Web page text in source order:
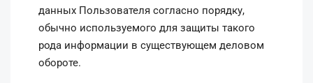
данных Пользователя согласно порядку,
обычно используемого для защиты такого
рода информации в существующем деловом
обороте.